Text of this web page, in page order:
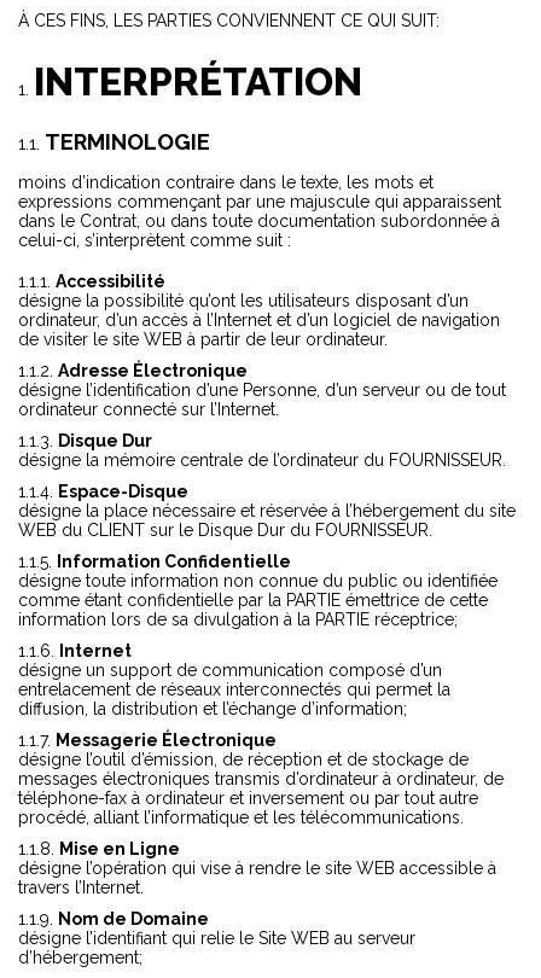
À CES FINS, LES PARTIES CONVIENNENT CE QUI SUIT:
INTERPRÉTATION
TERMINOLOGIE
moins d’indication contraire dans le texte, les mots et
expressions commençant par une majuscule qui apparaissent
dans le Contrat, ou dans toute documentation subordonnée à
celui-ci, s’interprètent comme suit :
Accessibilité
désigne la possibilité qu’ont les utilisateurs disposant d’un
ordinateur, d’un accès à l’Internet et d’un logiciel de navigation
de visiter le site WEB à partir de leur ordinateur.
Adresse Électronique
désigne l’identification d’une Personne, d’un serveur ou de tout
ordinateur connecté sur l’Internet.
Disque Dur
désigne la mémoire centrale de l’ordinateur du FOURNISSEUR.
Espace-Disque
désigne la place nécessaire et réservée à l’hébergement du site
WEB du CLIENT sur le Disque Dur du FOURNISSEUR.
Information Confidentielle
désigne toute information non connue du public ou identifiée
comme étant confidentielle par la PARTIE émettrice de cette
information lors de sa divulgation à la PARTIE réceptrice;
Internet
désigne un support de communication composé d’un
entrelacement de réseaux interconnectés qui permet la
diffusion, la distribution et l’échange d’information;
Messagerie Électronique
désigne l’outil d’émission, de réception et de stockage de
messages électroniques transmis d’ordinateur à ordinateur, de
téléphone-fax à ordinateur et inversement ou par tout autre
procédé, alliant l’informatique et les télécommunications.
Mise en Ligne
désigne l’opération qui vise à rendre le site WEB accessible à
travers l’Internet.
Nom de Domaine
désigne l’identifiant qui relie le Site WEB au serveur
d’hébergement;